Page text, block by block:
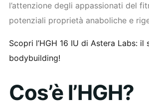
l’attenzione degli appassionati del
potenziali proprietà anaboliche e
Scopri l’HGH 16 IU di Astera Labs: il
bodybuilding!
Cos’è l’HGH?